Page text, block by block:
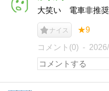
大笑い 電車非推奨
ナイス ★9
コメント(0)